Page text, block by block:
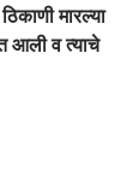
मारल्या
आली व त्याचे